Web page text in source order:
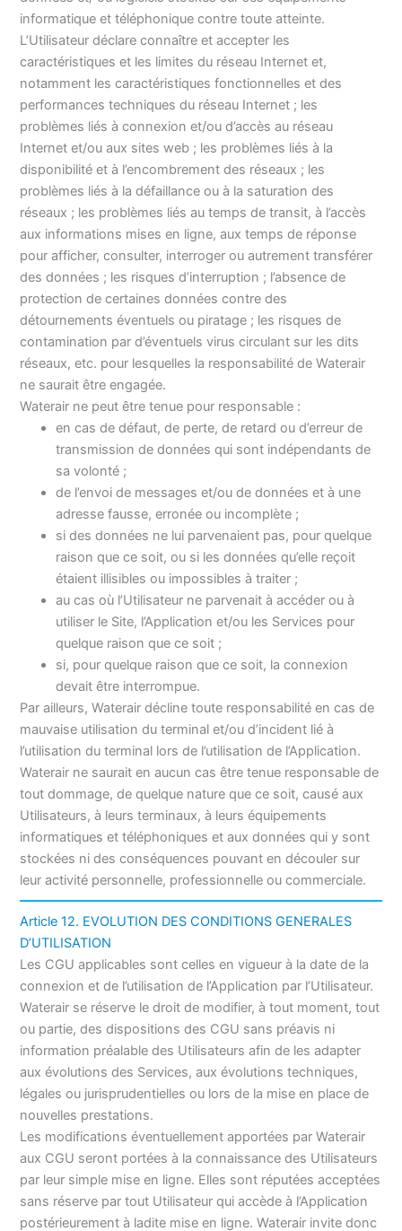
informatique et téléphonique contre toute atteinte.
L’Utilisateur déclare connaître et accepter les
caractéristiques et les limites du réseau Internet et,
notamment les caractéristiques fonctionnelles et des
performances techniques du réseau Internet ; les
problèmes liés à connexion et/ou d’accès au réseau
Internet et/ou aux sites web ; les problèmes liés à la
disponibilité et à l’encombrement des réseaux ; les
problèmes liés à la défaillance ou à la saturation des
réseaux ; les problèmes liés au temps de transit, à l’accès
aux informations mises en ligne, aux temps de réponse
pour afficher, consulter, interroger ou autrement transférer
des données ; les risques d’interruption ; l’absence de
protection de certaines données contre des
détournements éventuels ou piratage ; les risques de
contamination par d’éventuels virus circulant sur les dits
réseaux, etc. pour lesquelles la responsabilité de Waterair
ne saurait être engagée.
Waterair ne peut être tenue pour responsable :
en cas de défaut, de perte, de retard ou d’erreur de
transmission de données qui sont indépendants de
sa volonté ;
de l’envoi de messages et/ou de données et à une
adresse fausse, erronée ou incomplète ;
si des données ne lui parvenaient pas, pour quelque
raison que ce soit, ou si les données qu’elle reçoit
étaient illisibles ou impossibles à traiter ;
au cas où l’Utilisateur ne parvenait à accéder ou à
utiliser le Site, l’Application et/ou les Services pour
quelque raison que ce soit ;
si, pour quelque raison que ce soit, la connexion
devait être interrompue.
Par ailleurs, Waterair décline toute responsabilité en cas de
mauvaise utilisation du terminal et/ou d’incident lié à
l’utilisation du terminal lors de l’utilisation de l’Application.
Waterair ne saurait en aucun cas être tenue responsable de
tout dommage, de quelque nature que ce soit, causé aux
Utilisateurs, à leurs terminaux, à leurs équipements
informatiques et téléphoniques et aux données qui y sont
stockées ni des conséquences pouvant en découler sur
leur activité personnelle, professionnelle ou commerciale.
Article 12. EVOLUTION DES CONDITIONS GENERALES
D’UTILISATION
Les CGU applicables sont celles en vigueur à la date de la
connexion et de l’utilisation de l’Application par l’Utilisateur.
Waterair se réserve le droit de modifier, à tout moment, tout
ou partie, des dispositions des CGU sans préavis ni
information préalable des Utilisateurs afin de les adapter
aux évolutions des Services, aux évolutions techniques,
légales ou jurisprudentielles ou lors de la mise en place de
nouvelles prestations.
Les modifications éventuellement apportées par Waterair
aux CGU seront portées à la connaissance des Utilisateurs
par leur simple mise en ligne. Elles sont réputées acceptées
sans réserve par tout Utilisateur qui accède à l’Application
postérieurement à ladite mise en ligne. Waterair invite donc